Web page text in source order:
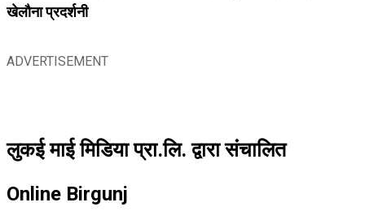
खेलौना प्रदर्शनी
ADVERTISEMENT
लुकई माई मिडिया प्रा.लि. द्वारा संचालित
Online Birgunj